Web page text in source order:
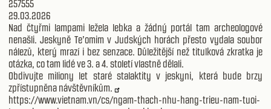
257555
29.03.2026
Nad čtyřmi lampami ležela lebka a žádný portál tam archeologové
nenašli. Jeskyně Te’omim v Judských horách přesto vydala soubor
nálezů, který mrazí i bez senzace. Důležitější než titulková zkratka je
otázka, co tam lidé ve 3. a 4. století vlastně dělali.
Obdivujte miliony let staré stalaktity v jeskyni, která bude brzy
zpřístupněna návštěvníkům.
https://www.vietnam.vn/cs/ngam-thach-nhu-hang-trieu-nam-tuoi-